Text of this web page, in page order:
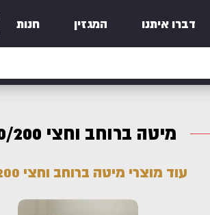
דברו איתנו המגזין חנות
מיטה ברוחב וחצי 120/200
עוד מוצרי מיטה ברוחב וחצי 120/200